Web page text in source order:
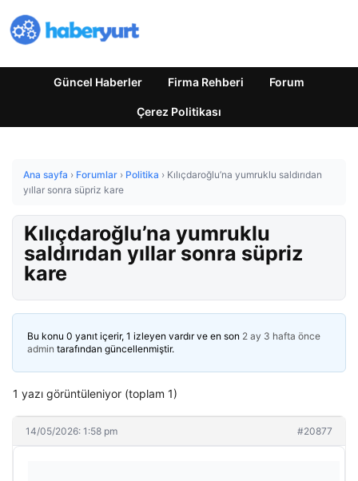
Güncel Haberler Firma Rehberi Forum
Çerez Politikası
Ana sayfa › Forumlar › Politika › Kılıçdaroğlu’na yumruklu saldırıdan
yıllar sonra süpriz kare
Kılıçdaroğlu’na yumruklu
saldırıdan yıllar sonra süpriz
kare
Bu konu 0 yanıt içerir, 1 izleyen vardır ve en son 2 ay 3 hafta önce
admin tarafından güncellenmiştir.
1 yazı görüntüleniyor (toplam 1)
14/05/2026: 1:58 pm #20877